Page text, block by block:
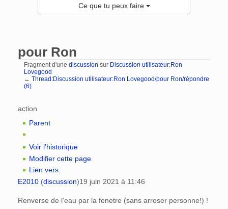
Ce que tu peux faire
pour Ron
Fragment d'une discussion sur Discussion utilisateur:Ron
Lovegood
← Thread:Discussion utilisateur:Ron Lovegood/pour Ron/répondre
(6)
action
Parent
Voir l’historique
Modifier cette page
Lien vers
E2010 (discussion)19 juin 2021 à 11:46
Renverse de l'eau par la fenetre (sans arroser personne!) !